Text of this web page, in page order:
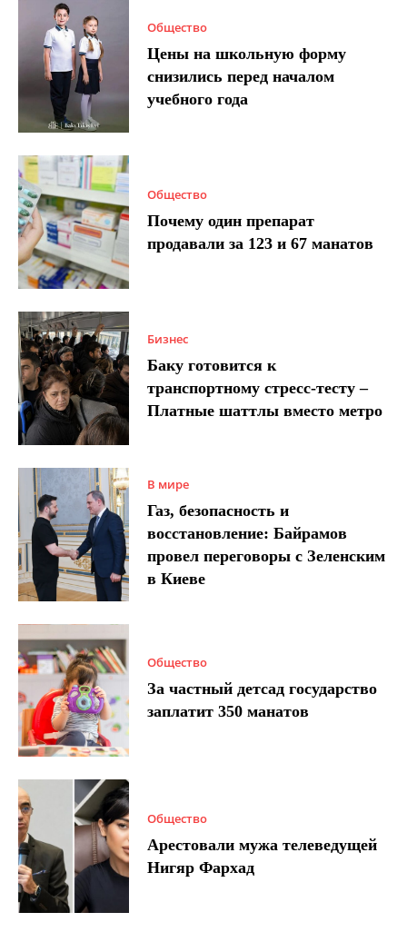
Общество
Цены на школьную форму
снизились перед началом
учебного года
Общество
Почему один препарат
продавали за 123 и 67 манатов
Бизнес
Баку готовится к
транспортному стресс-тесту –
Платные шаттлы вместо метро
В мире
Газ, безопасность и
восстановление: Байрамов
провел переговоры с Зеленским
в Киеве
Общество
За частный детсад государство
заплатит 350 манатов
Общество
Арестовали мужа телеведущей
Нигяр Фархад